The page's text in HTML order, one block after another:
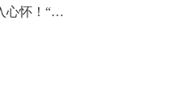
心怀！“…